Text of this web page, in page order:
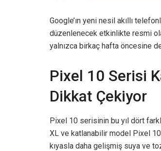
Google’ın yeni nesil akıllı
düzenlenecek etkinlikte resmi
yalnızca birkaç hafta öncesine
Pixel 10 Serisi
Dikkat Çekiyor
Pixel 10 serisinin bu yıl dört
XL ve katlanabilir model Pixel
kıyasla daha gelişmiş suya ve